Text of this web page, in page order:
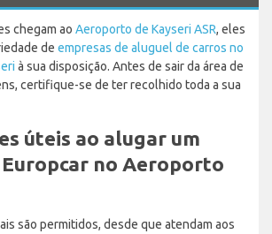
chegam ao Aeroporto de Kayseri ASR, eles
de empresas de aluguel de carros no
à sua disposição. Antes de sair da área de
certifique-se de ter recolhido toda a sua
úteis ao alugar um
no Aeroporto
são permitidos, desde que atendam aos